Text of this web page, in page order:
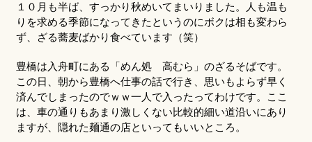
１０月も半ば、すっかり秋めいてまいりました。人も温も
りを求める季節になってきたというのにボクは相も変わら
ず、ざる蕎麦ばかり食べています（笑）
豊橋は入舟町にある「めん処 高むら」のざるそばです。
この日、朝から豊橋へ仕事の話で行き、思いもよらず早く
済んでしまったのでｗｗ一人で入ったってわけです。ここ
は、車の通りもあまり激しくない比較的細い道沿いにあり
ますが、隠れた麺通の店といってもいいところ。